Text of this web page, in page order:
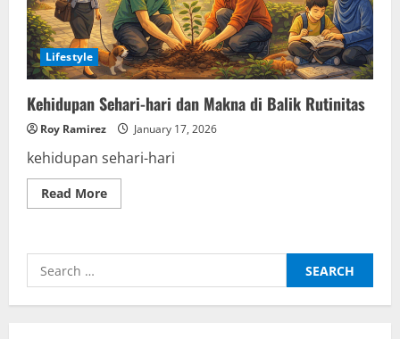
Lifestyle
Kehidupan Sehari-hari dan Makna di Balik Rutinitas
Roy Ramirez January 17, 2026
kehidupan sehari-hari
Read MoreRead
more
hari
di
Balik
Search
for: